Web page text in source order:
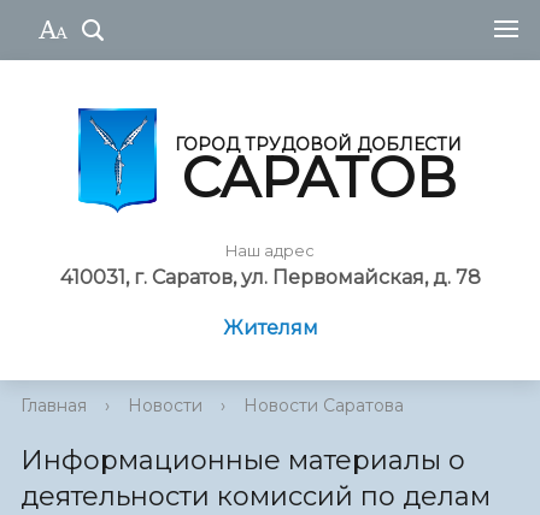
ГОРОД ТРУДОВОЙ ДОБЛЕСТИ
САРАТОВ
Наш адрес
410031, г. Саратов, ул. Первомайская, д. 78
Жителям
Главная › Новости › Новости Саратова
Информационные материалы о
деятельности комиссий по делам